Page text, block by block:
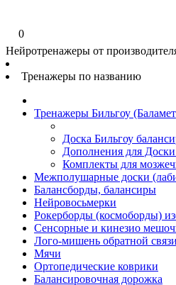
0
Нейротренажеры от
Тренажеры по названию
Тренажеры Бильгоу
Доска Бильгоу
Дополнения для
Комплекты для
Межполушарные доски
Балансборды, балансиры
Нейровосьмерки
Рокерборды (космоборды)
Сенсорные и кинезио
Лого-мишень обратной связи
Мячи
Ортопедические коврики
Балансировочная дорожка